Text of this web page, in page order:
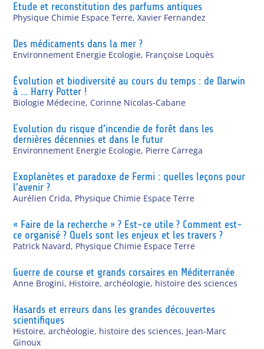
Etude et reconstitution des parfums antiques
Physique Chimie Espace Terre,Xavier Fernandez
Des médicaments dans la mer ?
Environnement Energie Ecologie, Françoise Loquès
Évolution et biodiversité au cours du temps : de Darwin
à … Harry Potter !
Biologie Médecine, Corinne Nicolas-Cabane
Evolution du risque d’incendie de forêt dans les
dernières décennies et dans le futur
Environnement Energie Ecologie, Pierre Carrega
Exoplanètes et paradoxe de Fermi : quelles leçons pour
l’avenir ?
Aurélien Crida, Physique Chimie Espace Terre
« Faire de la recherche » ? Est-ce utile ? Comment est-
ce organisé ? Quels sont les enjeux et les travers ?
Patrick Navard, Physique Chimie Espace Terre
Guerre de course et grands corsaires en Méditerranée
Anne Brogini, Histoire, archéologie, histoire des sciences
Hasards et erreurs dans les grandes découvertes
scientifiques
Histoire, archéologie, histoire des sciences, Jean-Marc
Ginoux